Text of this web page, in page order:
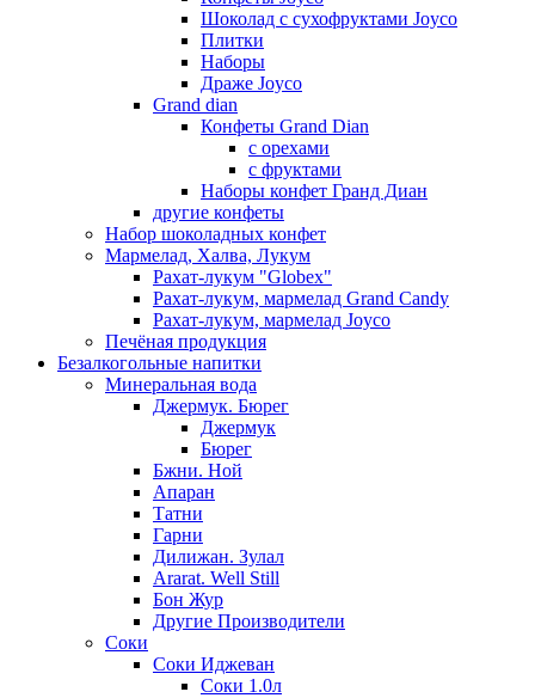
Шоколад с сухофруктами Joyco
Плитки
Наборы
Драже Joyco
Grand dian
Конфеты Grand Dian
с орехами
с фруктами
Наборы конфет Гранд Диан
другие конфеты
Набор шоколадных конфет
Мармелад, Халва, Лукум
Рахат-лукум "Globex"
Рахат-лукум, мармелад Grand Candy
Рахат-лукум, мармелад Joyco
Печёная продукция
Безалкогольные напитки
Минеральная вода
Джермук. Бюрег
Джермук
Бюрег
Бжни. Ной
Апаран
Татни
Гарни
Дилижан. Зулал
Ararat. Well Still
Бон Жур
Другие Производители
Соки
Соки Иджеван
Соки 1.0л